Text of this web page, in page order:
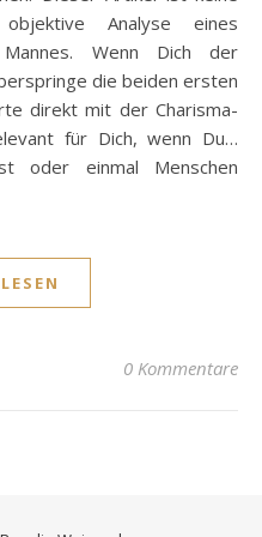
Analyse eines
Mannes. Wenn Dich der
die beiden ersten
direkt mit der Charisma-
für Dich, wenn Du…
oder einmal Menschen
0 Kommentare